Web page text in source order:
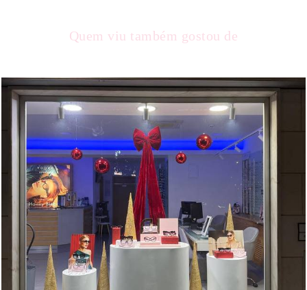
Quem viu também gostou de